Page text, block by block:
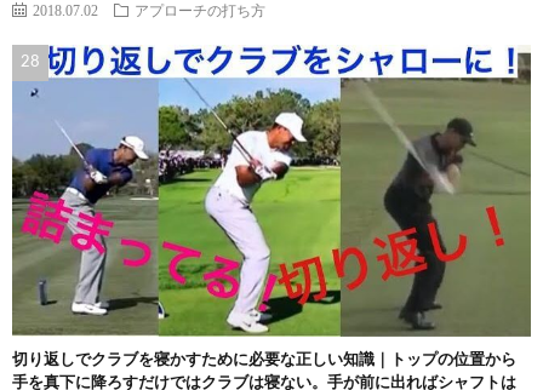
2018.07.02 アプローチの打ち方
切り返しでクラブを寝かすために必要な正しい知識｜トップの位置から
手を真下に降ろすだけではクラブは寝ない。手が前に出ればシャフトは